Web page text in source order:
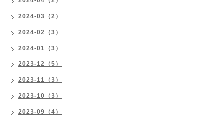
2024-03（2）
2024-02（3）
2024-01（3）
2023-12（5）
2023-11（3）
2023-10（3）
2023-09（4）